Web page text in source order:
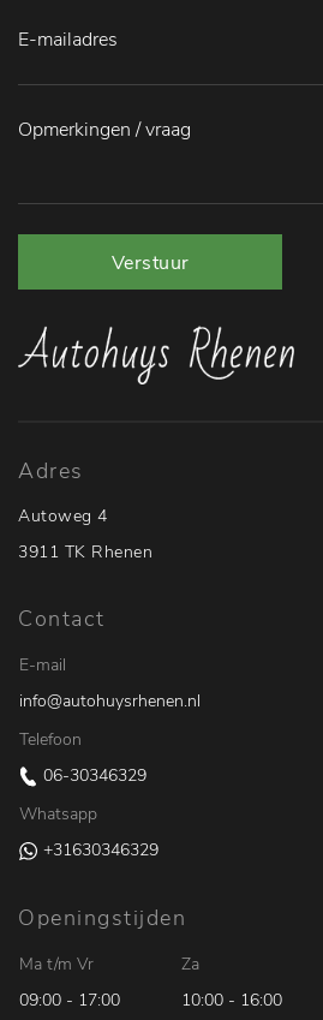
Verstuur
Adres
Autoweg 4
3911 TK Rhenen
Contact
E-mail
info@autohuysrhenen.nl
Telefoon
06-30346329
Whatsapp
+31630346329
Openingstijden
Ma t/m Vr
09:00 - 17:00
Za
10:00 - 16:00